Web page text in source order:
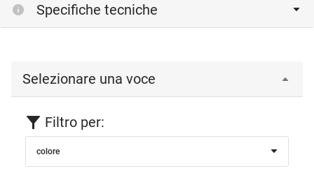
Specifiche tecniche
Selezionare una voce
Filtro per:
colore